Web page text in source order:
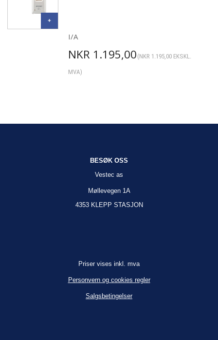
I/A
NKR 1.195,00 (NKR 1.195,00EKSKL.
MVA)
BESØK OSS
Vestec as
Møllevegen 1A
4353 KLEPP STASJON
Priser vises inkl. mva
Personvern og cookies regler
Salgsbetingelser